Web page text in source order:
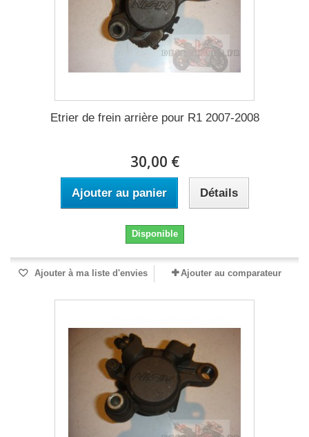
Etrier de frein arrière pour R1 2007-2008
30,00 €
Ajouter au panier Détails
Disponible
Ajouter à ma liste d'envies Ajouter au comparateur